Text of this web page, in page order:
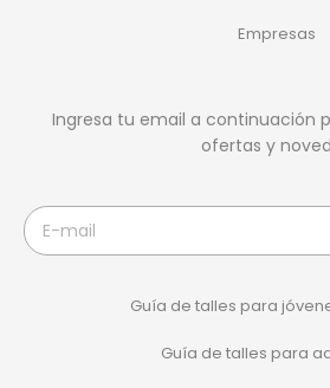
Empresas
Ingresa tu email a continuación
ofertas y
Guía de talles para
Guía de talles para